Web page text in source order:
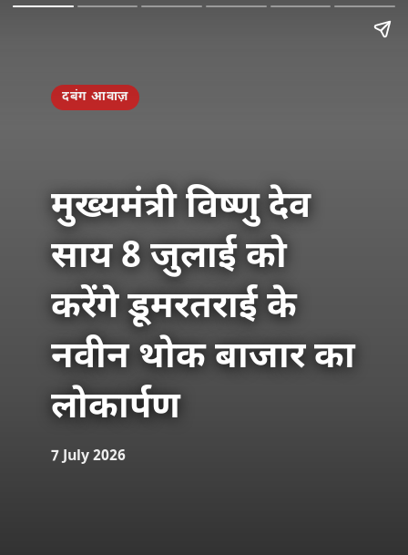
दबंग आवाज़
मुख्यमंत्री विष्णु देव
साय 8 जुलाई को
करेंगे डूमरतराई के
नवीन थोक बाजार का
लोकार्पण
7 July 2026